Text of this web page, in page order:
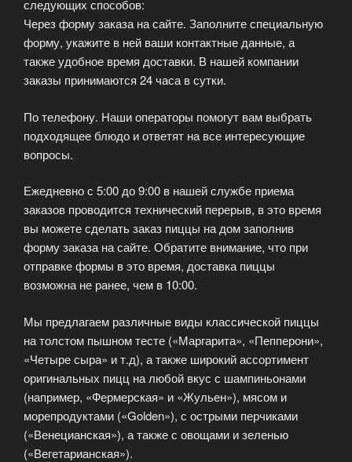
следующих способов:
Через форму заказа на сайте. Заполните специальную
форму, укажите в ней ваши контактные данные, а
также удобное время доставки. В нашей компании
заказы принимаются 24 часа в сутки.
По телефону. Наши операторы помогут вам выбрать
подходящее блюдо и ответят на все интересующие
вопросы.
Ежедневно с 5:00 до 9:00 в нашей службе приема
заказов проводится технический перерыв, в это время
вы можете сделать заказ пиццы на дом заполнив
форму заказа на сайте. Обратите внимание, что при
отправке формы в это время, доставка пиццы
возможна не ранее, чем в 10:00.
Мы предлагаем различные виды классической пиццы
на толстом пышном тесте («Маргарита», «Пепперони»,
«Четыре сыра» и т.д), а также широкий ассортимент
оригинальных пицц на любой вкус с шампиньонами
(например, «Фермерская» и «Жульен»), мясом и
морепродуктами («Golden»), с острыми перчиками
(«Венецианская»), а также с овощами и зеленью
(«Вегетарианская»).